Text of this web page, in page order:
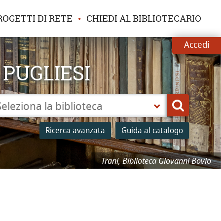
DI RETE CHIEDI AL BIBLIOTECARIO
Accedi
Trani, Biblioteca Giovanni Bovio
Cerca
Ricerca avanzata Guida al catalogo